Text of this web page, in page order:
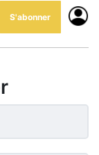
S'abonner